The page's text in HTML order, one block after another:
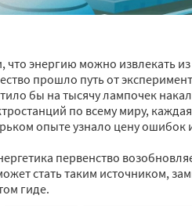
что энергию можно извлекать
прошло путь от
бы на тысячу лампочек
по всему миру,
опыте узнало цену ошибок
первенство
стать таким источником,
гиде.